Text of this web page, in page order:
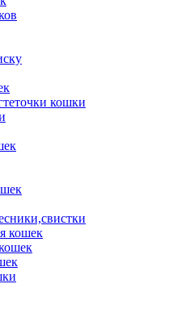
кошки
кошек